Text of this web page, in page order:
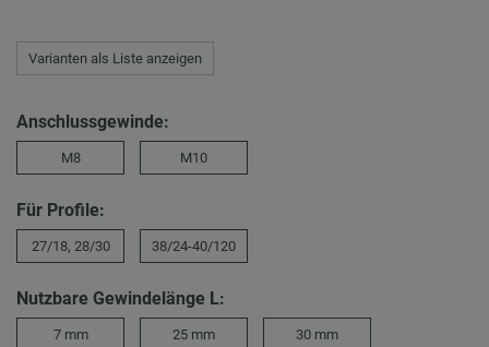
Varianten als Liste anzeigen
Anschlussgewinde:
M8 M10
Für Profile:
27/18, 28/30 38/24-40/120
Nutzbare Gewindelänge L:
7 mm 25 mm 30 mm